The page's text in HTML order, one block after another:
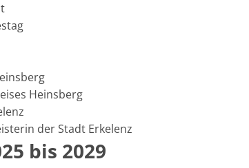
Heinsberg
der Stadt Erkelenz
bis 2029